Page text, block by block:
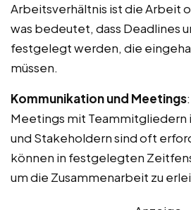
Arbeitsverhältnis ist die Arbeit
was bedeutet, dass Deadlines
festgelegt werden, die
müssen.
Kommunikation und Meetings
Meetings mit Teammitgliedern
und Stakeholdern sind oft
können in festgelegten
um die Zusammenarbeit zu